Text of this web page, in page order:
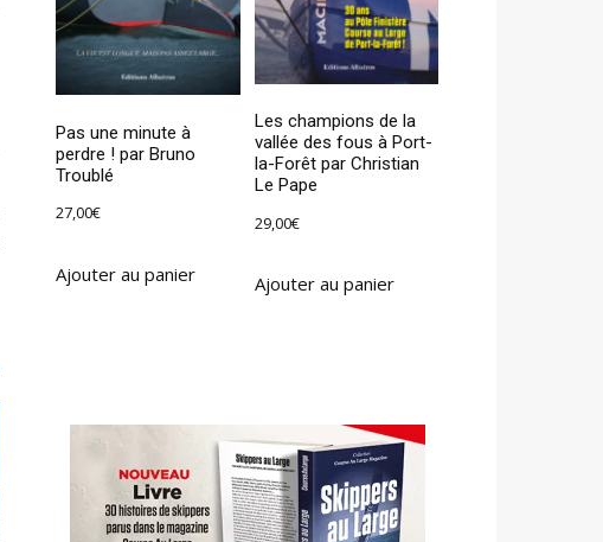
Pas une minute à
perdre ! par Bruno
Troublé
27,00€
Ajouter au panier
Les champions de la
vallée des fous à Port-
la-Forêt par Christian
Le Pape
29,00€
Ajouter au panier